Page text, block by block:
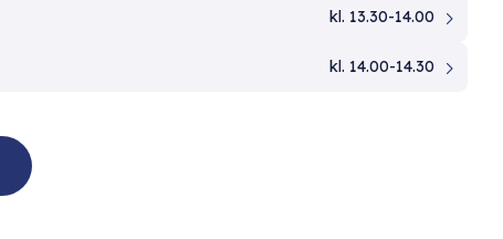
kl. 13.30-14.00
kl. 14.00-14.30